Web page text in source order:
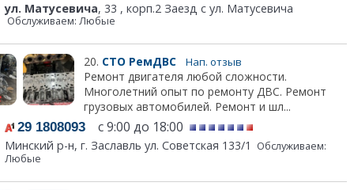
ул. Матусевича, 33 , корп.2 Заезд с ул. Матусевича
Обслуживаем: Любые
20. СТО РемДВС Нап. отзыв
Ремонт двигателя любой сложности.
Многолетний опыт по ремонту ДВС. Ремонт
грузовых автомобилей. Ремонт и шл...
29 1808093 с 9:00 до 18:00
Минский р-н, г. Заславль ул. Советская 133/1
Обслуживаем:
Любые